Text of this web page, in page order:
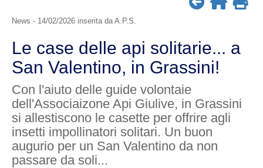
News - 14/02/2026 inserita da A.P.S.
Le case delle api solitarie... a
San Valentino, in Grassini!
Con l'aiuto delle guide volontaie
dell'Associaizone Api Giulive, in Grassini
si allestiscono le casette per offrire agli
insetti impollinatori solitari. Un buon
augurio per un San Valentino da non
passare da soli...